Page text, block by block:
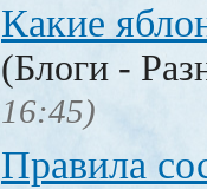
Какие
(Блоги -
16:45)
Правила